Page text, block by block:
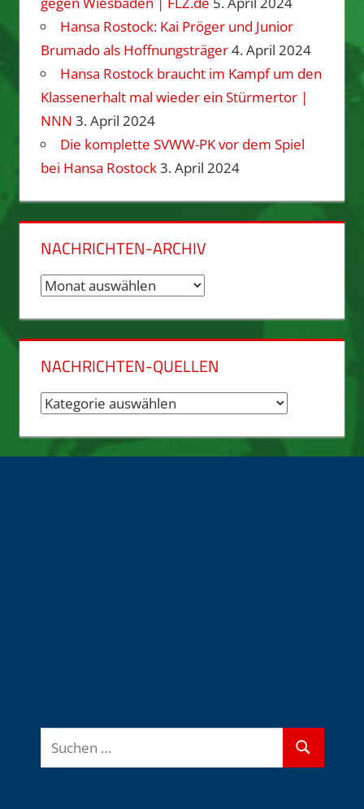
Hansa Rostock: Kai Pröger und Junior
Brumado als Hoffnungsträger4. April 2024
Hansa Rostock braucht im Kampf um den
Klassenerhalt mal wieder ein Stürmertor |
NNN 3. April 2024
Die komplette SVWW-PK vor dem Spiel
bei Hansa Rostock3. April 2024
NACHRICHTEN-ARCHIV
Nachrichten-
NACHRICHTEN-QUELLEN
Nachrichten-
Suchen
nach:
Suchen